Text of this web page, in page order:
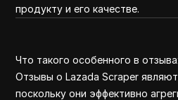
продукту и его качестве.
Что такого особенного в
Отзывы о Lazada Scraper
поскольку они эффективно